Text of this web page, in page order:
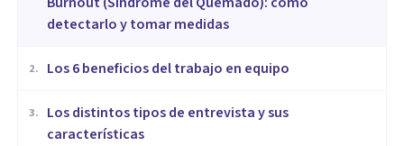
detectarlo y tomar medidas
2. ​Los 6 beneficios del trabajo en equipo
3.
​Los distintos tipos de entrevista y sus
características